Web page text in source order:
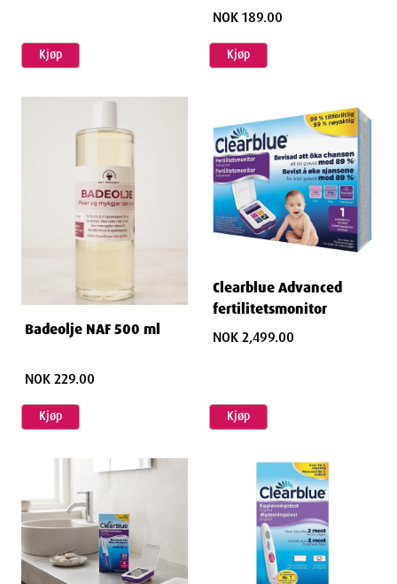
Kjøp
NOK 189.00
Kjøp
Badeolje NAF 500 ml
NOK 229.00
Kjøp
Clearblue Advanced
fertilitetsmonitor
NOK 2,499.00
Kjøp